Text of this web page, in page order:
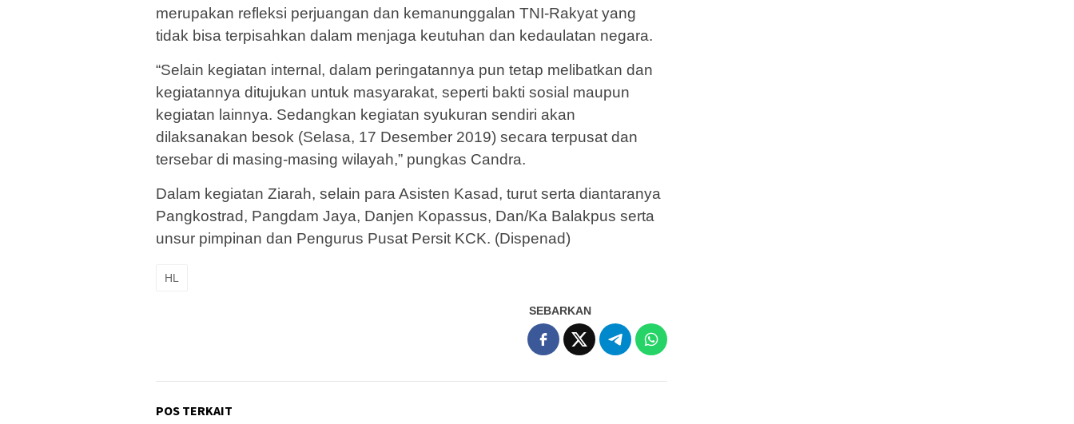
merupakan refleksi perjuangan dan kemanunggalan TNI-Rakyat yang
tidak bisa terpisahkan dalam menjaga keutuhan dan kedaulatan negara.
“Selain kegiatan internal, dalam peringatannya pun tetap melibatkan dan
kegiatannya ditujukan untuk masyarakat, seperti bakti sosial maupun
kegiatan lainnya. Sedangkan kegiatan syukuran sendiri akan
dilaksanakan besok (Selasa, 17 Desember 2019) secara terpusat dan
tersebar di masing-masing wilayah,” pungkas Candra.
Dalam kegiatan Ziarah, selain para Asisten Kasad, turut serta diantaranya
Pangkostrad, Pangdam Jaya, Danjen Kopassus, Dan/Ka Balakpus serta
unsur pimpinan dan Pengurus Pusat Persit KCK. (Dispenad)
HL
SEBARKAN
POS TERKAIT